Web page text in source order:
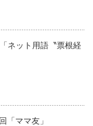
ネット用語〝票根経
「ママ友」